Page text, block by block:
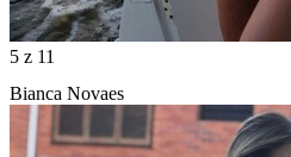
5 z 11
Bianca Novaes